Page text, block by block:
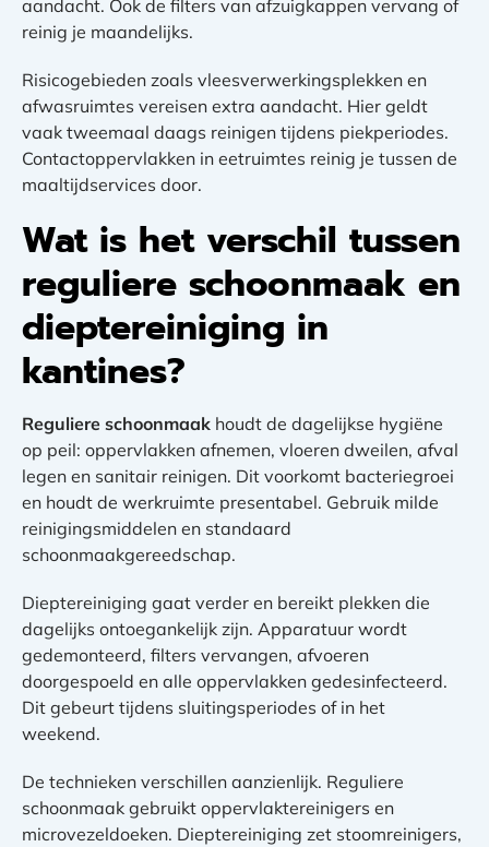
aandacht. Ook de filters van afzuigkappen vervang of
reinig je maandelijks.
Risicogebieden zoals vleesverwerkingsplekken en
afwasruimtes vereisen extra aandacht. Hier geldt
vaak tweemaal daags reinigen tijdens piekperiodes.
Contactoppervlakken in eetruimtes reinig je tussen de
maaltijdservices door.
Wat is het verschil tussen
reguliere schoonmaak en
dieptereiniging in
kantines?
Reguliere schoonmaak houdt de dagelijkse hygiëne
op peil: oppervlakken afnemen, vloeren dweilen, afval
legen en sanitair reinigen. Dit voorkomt bacteriegroei
en houdt de werkruimte presentabel. Gebruik milde
reinigingsmiddelen en standaard
schoonmaakgereedschap.
Dieptereiniging gaat verder en bereikt plekken die
dagelijks ontoegankelijk zijn. Apparatuur wordt
gedemonteerd, filters vervangen, afvoeren
doorgespoeld en alle oppervlakken gedesinfecteerd.
Dit gebeurt tijdens sluitingsperiodes of in het
weekend.
De technieken verschillen aanzienlijk. Reguliere
schoonmaak gebruikt oppervlaktereinigers en
microvezeldoeken. Dieptereiniging zet stoomreinigers,